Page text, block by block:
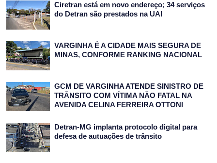
Ciretran está em novo endereço; 34 serviços
do Detran são prestados na UAI
VARGINHA É A CIDADE MAIS SEGURA DE
MINAS, CONFORME RANKING NACIONAL
GCM DE VARGINHA ATENDE SINISTRO DE
TRÂNSITO COM VÍTIMA NÃO FATAL NA
AVENIDA CELINA FERREIRA OTTONI
Detran-MG implanta protocolo digital para
defesa de autuações de trânsito